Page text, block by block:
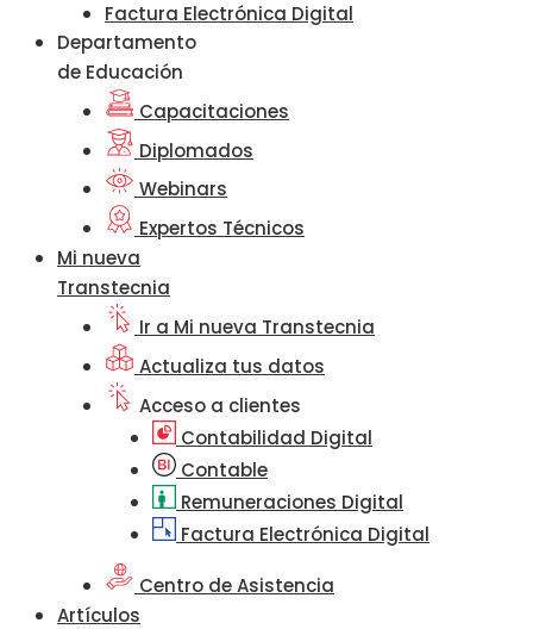
Factura Electrónica Digital
Departamento
de Educación
Capacitaciones
Diplomados
Webinars
Expertos Técnicos
Mi nueva
Transtecnia
Ir a Mi nueva Transtecnia
Actualiza tus datos
Acceso a clientes
Contabilidad Digital
Contable
Remuneraciones Digital
Factura Electrónica Digital
Centro de Asistencia
Artículos